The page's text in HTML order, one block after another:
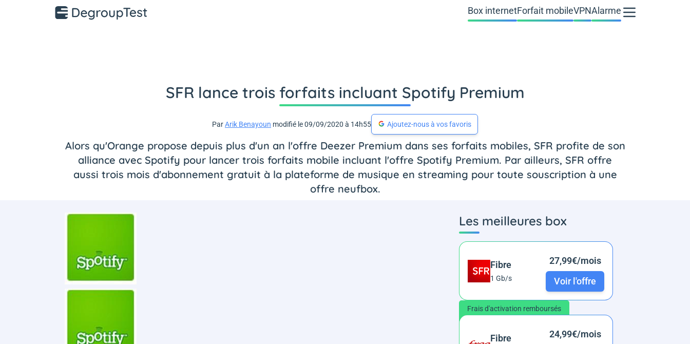
Box internetForfait mobileVPNAlarme
SFR lance trois forfaits incluant Spotify Premium
ParArik Benayoun modifié le 09/09/2020 à 14h55 Ajoutez-nous à vos favoris
Alors qu'Orange propose depuis plus d'un an l'offre Deezer Premium dans ses forfaits mobiles, SFR profite de son
alliance avec Spotify pour lancer trois forfaits mobile incluant l'offre Spotify Premium. Par ailleurs, SFR offre
aussi trois mois d'abonnement gratuit à la plateforme de musique en streaming pour toute souscription à une
offre neufbox.
Les meilleures box
Fibre
1 Gb/s
27,99€/mois
Voir l'offre
Frais d'activation remboursés
Fibre
24,99€/mois